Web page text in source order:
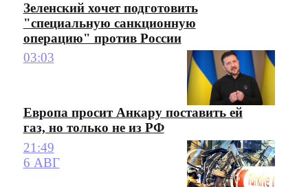
Зеленский хочет подготовить
"специальную санкционную
операцию" против России
03:03
Европа просит Анкару поставить ей
газ, но только не из РФ
21:49
6 АВГ